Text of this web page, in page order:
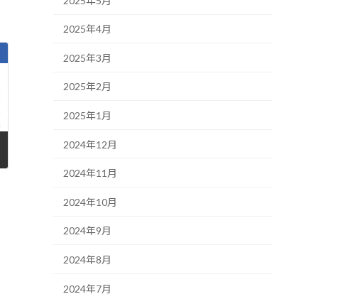
2025年4月
2025年3月
2025年2月
2025年1月
2024年12月
2024年11月
2024年10月
2024年9月
2024年8月
2024年7月